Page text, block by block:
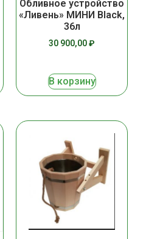
Обливное устройство
«Ливень» МИНИ Black,
36л
30 900,00₽
В корзину